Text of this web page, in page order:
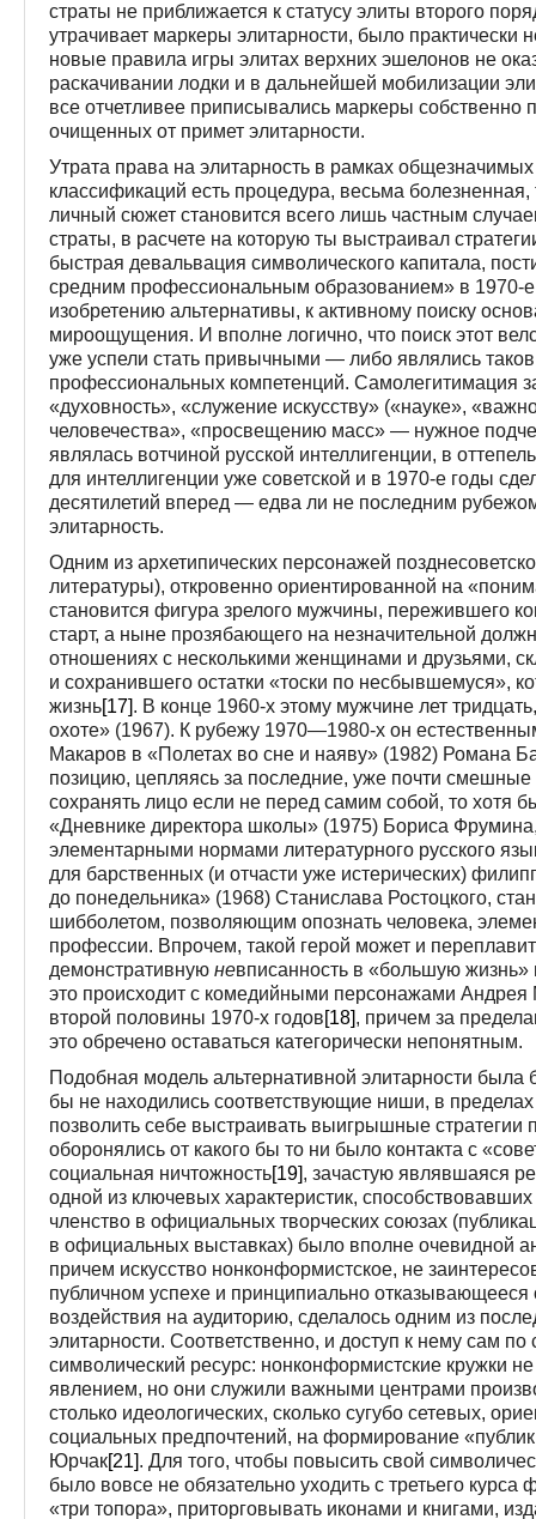
страты не приближается к статусу элиты второго
утрачивает маркеры элитарности, было
новые правила игры элитах верхних эшелонов не
раскачивании лодки и в дальнейшей мобилизации
все отчетливее приписывались маркеры собственно
очищенных от примет элитарности.
Утрата права на элитарность в рамках
классификаций есть процедура, весьма болезненная,
личный сюжет становится всего лишь частным
страты, в расчете на которую ты выстраивал
быстрая девальвация символического капитала,
средним профессиональным образованием» в 1970-
изобретению альтернативы, к активному поиску
мироощущения. И вполне логично, что поиск этот
уже успели стать привычными — либо являлись
профессиональных компетенций. Самолегитимация
«духовность», «служение искусству» («науке»,
человечества», «просвещению масс» — нужное
являлась вотчиной русской интеллигенции, в
для интеллигенции уже советской и в 1970-е годы
десятилетий вперед — едва ли не последним
элитарность.
Одним из архетипических персонажей
литературы), откровенно ориентированной на
становится фигура зрелого мужчины, пережившего
старт, а ныне прозябающего на незначительной
отношениях с несколькими женщинами и друзьями,
и сохранившего остатки «тоски по несбывшемуся»,
жизнь[17]. В конце 1960-х этому мужчине лет
охоте» (1967). К рубежу 1970—1980-х он
Макаров в «Полетах во сне и наяву» (1982) Романа
позицию, цепляясь за последние, уже почти
сохранять лицо если не перед самим собой, то хотя
«Дневнике директора школы» (1975) Бориса
элементарными нормами литературного русского
для барственных (и отчасти уже истерических)
до понедельника» (1968) Станислава Ростоцкого,
шибболетом, позволяющим опознать человека,
профессии. Впрочем, такой герой может и
демонстративную невписанность в «большую жизнь»
это происходит с комедийными персонажами Андрея
второй половины 1970-х годов[18], причем за
это обречено оставаться категорически непонятным.
Подобная модель альтернативной элитарности
бы не находились соответствующие ниши, в
позволить себе выстраивать выигрышные
оборонялись от какого бы то ни было контакта с
социальная ничтожность[19], зачастую являвшаяся
одной из ключевых характеристик,
членство в официальных творческих союзах
в официальных выставках) было вполне очевидной
причем искусство нонконформистское, не
публичном успехе и принципиально отказывающееся
воздействия на аудиторию, сделалось одним из
элитарности. Соответственно, и доступ к нему сам
символический ресурс: нонконформистские кружки
явлением, но они служили важными центрами
столько идеологических, сколько сугубо сетевых,
социальных предпочтений, на формирование
Юрчак[21]. Для того, чтобы повысить свой
было вовсе не обязательно уходить с третьего
«три топора», приторговывать иконами и книгами,